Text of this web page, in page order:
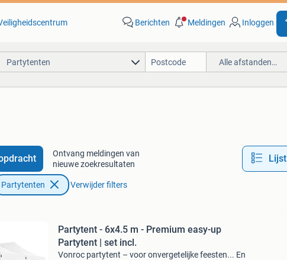
Berichten Meldingen Inloggen
Partytenten Alle afstanden…
Ontvang meldingen van
nieuwe zoekresultaten
Lijst
Partytenten Verwijder filters
Partytent - 6x4.5 m - Premium easy-up
Partytent | set incl.
Vonroc partytent – voor onvergetelijke feesten... En